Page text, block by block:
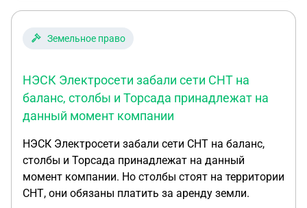
Земельное право
НЭСК Электросети забали сети СНТ на
баланс, столбы и Торсада принадлежат на
данный момент компании
НЭСК Электросети забали сети СНТ на баланс,
столбы и Торсада принадлежат на данный
момент компании. Но столбы стоят на территории
СНТ, они обязаны платить за аренду земли.